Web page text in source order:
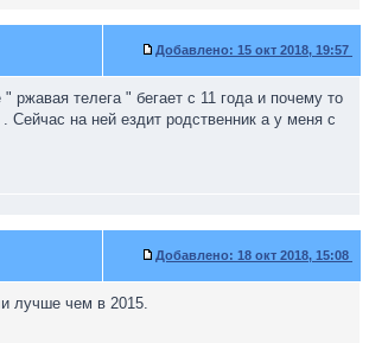
Добавлено: 15 окт 2018, 19:57
" ржавая телега " бегает с 11 года и почему то
Сейчас на ней ездит родственник а у меня с
Добавлено: 18 окт 2018, 15:08
лучше чем в 2015.